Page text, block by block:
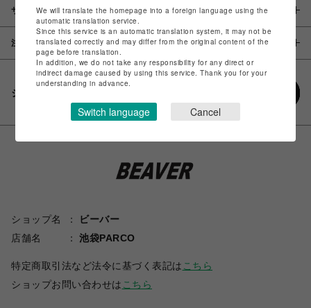
サイズ
注意事項
シェアする
ショップ名
ビーバー
店舗名
池袋PARCO
特定商取引法など法令に基づく表記は こちら
ショップお問い合わせは こちら
We will translate the homepage into a foreign language using the
automatic translation service.
Since this service is an automatic translation system, it may not be
translated correctly and may differ from the original content of the
page before translation.
In addition, we do not take any responsibility for any direct or
indirect damage caused by using this service. Thank you for your
understanding in advance.
Switch language Cancel